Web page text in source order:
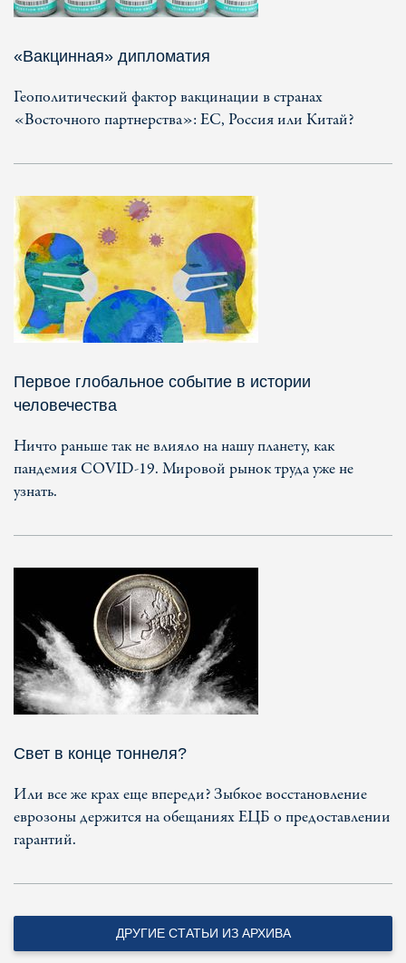
«Вакцинная» дипломатия
Геополитический фактор вакцинации в странах
«Восточного партнерства»: ЕС, Россия или Китай?
Первое глобальное событие в истории
человечества
Ничто раньше так не влияло на нашу планету, как
пандемия COVID-19. Мировой рынок труда уже не
узнать.
Свет в конце тоннеля?
Или все же крах еще впереди? Зыбкое восстановление
еврозоны держится на обещаниях ЕЦБ о предоставлении
гарантий.
ДРУГИЕ СТАТЬИ ИЗ АРХИВА